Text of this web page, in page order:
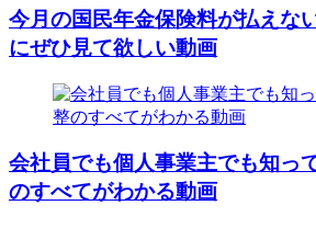
今月の国民年金保険料が払えな
にぜひ見て欲しい動画
会社員でも個人事業主でも知っ
のすべてがわかる動画